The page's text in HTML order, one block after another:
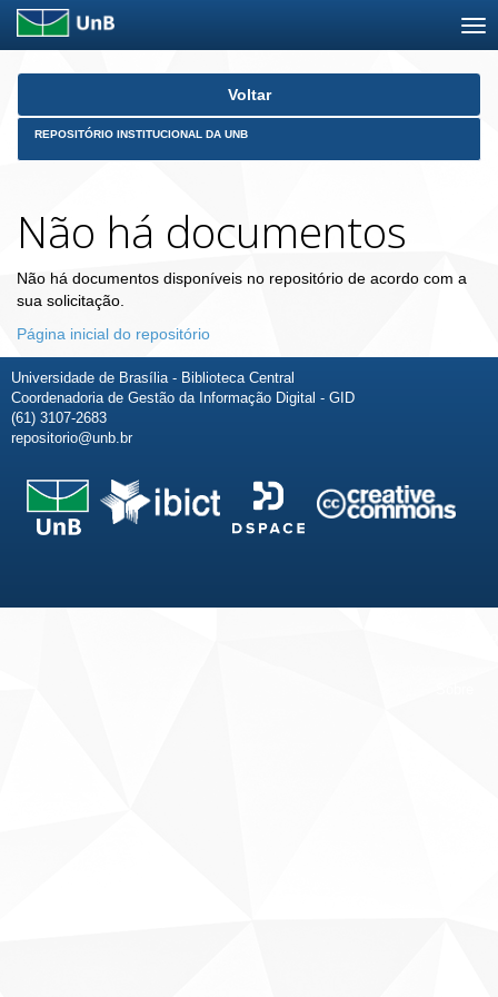
Skip
Voltar
REPOSITÓRIO INSTITUCIONAL DA UNB
Não há documentos
Não há documentos disponíveis no repositório de acordo com a
sua solicitação.
Página inicial do repositório
Universidade de Brasília - Biblioteca Central
Coordenadoria de Gestão da Informação Digital - GID
(61) 3107-2683
repositorio@unb.br